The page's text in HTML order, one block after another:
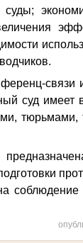
связи
суд имеет
тюрьмами,